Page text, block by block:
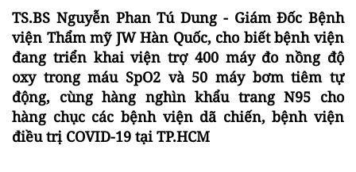
TS.BS Nguyễn Phan Tú Dung - Giám Đốc Bệnh
viện Thẩm mỹ JW Hàn Quốc, cho biết bệnh viện
đang triển khai viện trợ 400 máy đo nồng độ
oxy trong máu SpO2 và 50 máy bơm tiêm tự
động, cùng hàng nghìn khẩu trang N95 cho
hàng chục các bệnh viện dã chiến, bệnh viện
điều trị COVID-19 tại TP.HCM